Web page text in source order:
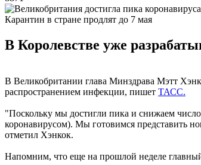
Карантин в стране продлят до 7 мая
В Королевстве уже
В Великобритании глава Минздрава Мэтт
распространением инфекции, пишет ТАСС.
"Поскольку мы достигли пика и снижаем
коронавирусом). Мы готовимся представить
отметил Хэнкок.
Напомним, что еще на прошлой неделе